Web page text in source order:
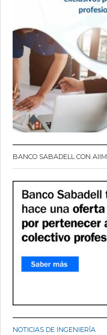
BANCO SABADELL CON AIIM
NOTICIAS DE INGENIERÍA